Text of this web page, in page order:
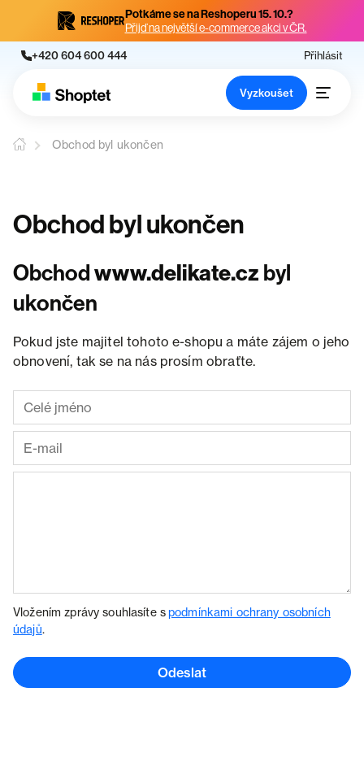
Potkáme se na Reshoperu 15. 10.?
Přijď na největší e-commerce akci v ČR.
+420 604 600 444 Přihlásit
Vyzkoušet
Obchod byl ukončen
Obchod byl ukončen
Obchodwww.delikate.cz byl
ukončen
Pokud jste majitel tohoto e-shopu a máte zájem o jeho
obnovení, tak se na nás prosím obraťte.
Vložením zprávy souhlasíte spodmínkami ochrany osobních
údajů.
Odeslat